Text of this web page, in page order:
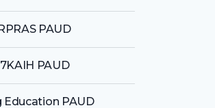
PAUD
PAUD
Education PAUD